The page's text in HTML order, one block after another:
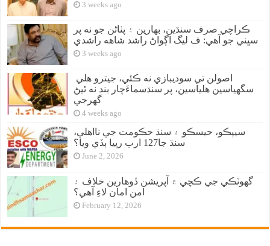
3 weeks ago
ڪراچي صرف سنڌين، بهارين ۽ پٺاڻن جو نه پر
سڀني جو آهي: ف ليگ اڳواڻ راشد شاهه راشدي
3 weeks ago
سگهياسين هلياسين، پر سنڌسماءَچار بند نه ٿيڻ
گهرجي
4 weeks ago
سيپڪو، حيسڪو ۽ سنڌ حڪومت جي نااهلي،
سنڌ جا127 ارب رپيا ٻڏي ويا؟
June 2, 2026
گهوٽڪي جي ڪچي ۾ آپريشن ڏوهارين خلاف ۽
امن امان لاءِ آهي؟
February 12, 2026